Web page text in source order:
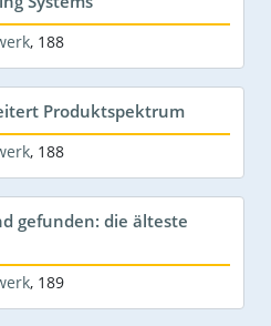
, 188
Produktspektrum
, 188
gefunden: die älteste
, 189